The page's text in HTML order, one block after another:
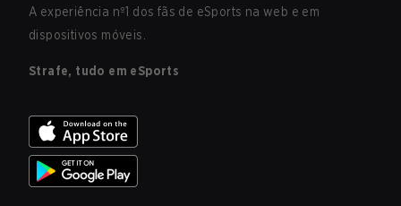
A experiência nº1 dos fãs de eSports na web e em
dispositivos móveis.
Strafe, tudo em eSports